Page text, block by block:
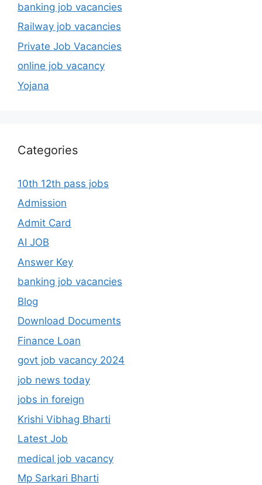
banking job vacancies
Railway job vacancies
Private Job Vacancies
online job vacancy
Yojana
Categories
10th 12th pass jobs
Admission
Admit Card
AI JOB
Answer Key
banking job vacancies
Blog
Download Documents
Finance Loan
govt job vacancy 2024
job news today
jobs in foreign
Krishi Vibhag Bharti
Latest Job
medical job vacancy
Mp Sarkari Bharti